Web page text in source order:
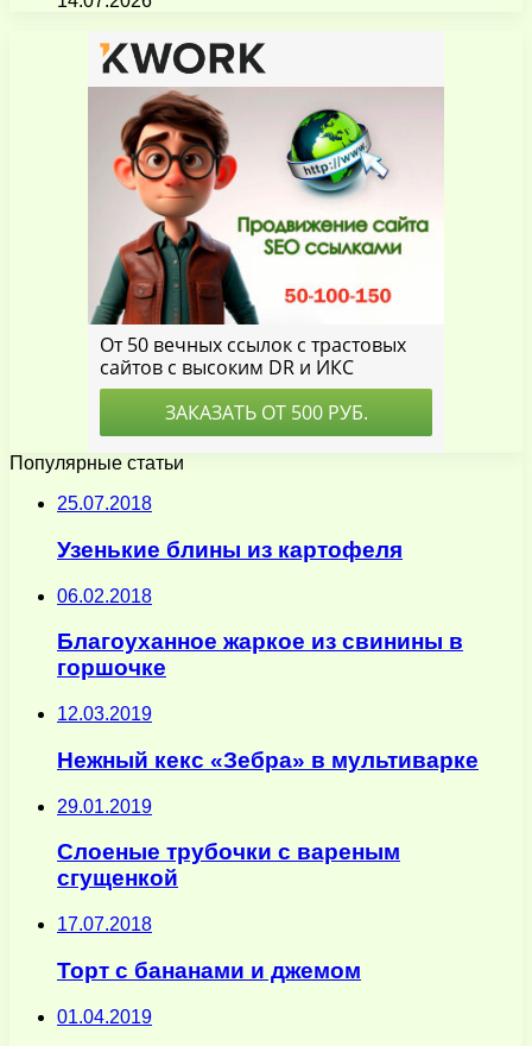
Популярные статьи
25.07.2018
Узенькие блины из картофеля
06.02.2018
Благоуханное жаркое из свинины в
горшочке
12.03.2019
Нежный кекс «Зебра» в мультиварке
29.01.2019
Слоеные трубочки с вареным
сгущенкой
17.07.2018
Торт с бананами и джемом
01.04.2019